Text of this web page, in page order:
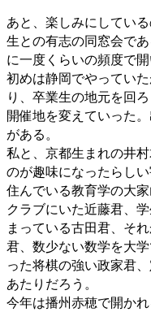
あと、楽しみにしてい
生との有志の同窓会で
に一度くらいの頻度で開
初めは静岡でやってい
り、卒業生の地元を回
開催地を変えていった
がある。
私と、京都生まれの井
のが趣味になったらし
住んでいる教育学の大
クラブにいた近藤君、
まっている古田君、そ
君、数少ない数学を大
った将棋の強い政家君
あたりだろう。
今年は播州赤穂で開かれ